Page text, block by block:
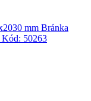
Bránka
Kód: 50263